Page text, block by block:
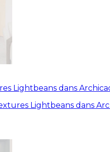
Lightbeans dans
Lightbeans dans